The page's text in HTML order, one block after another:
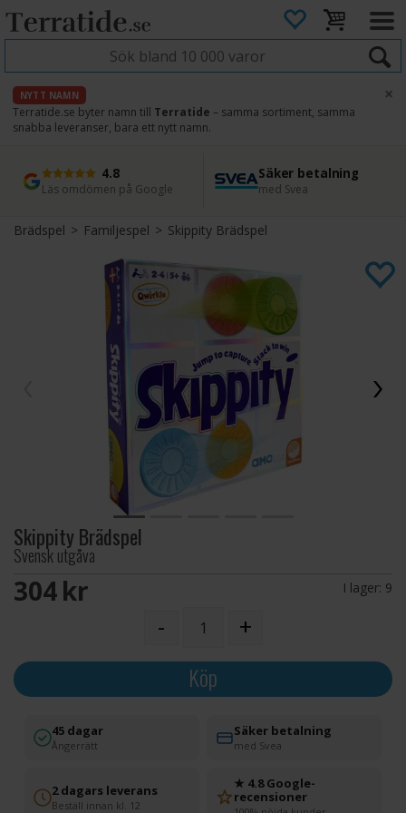
NYTT NAMN
Terratide.se byter namn till Terratide – samma sortiment, samma
snabba leveranser, bara ett nytt namn.
×
4.8
Läs omdömen på Google
Säker betalning
med Svea
Snabb leverans
Direkt från lager
45 dagars ångerrätt
Enkel retur
Brädspel> Familjespel>Skippity Brädspel
Skippity Brädspel
Svensk utgåva
304 SEK I lager: 9
- +
Köp
45 dagar
Ångerrätt
Säker betalning
med Svea
2 dagars leverans
Beställ innan kl. 12
★ 4.8 Google-
recensioner